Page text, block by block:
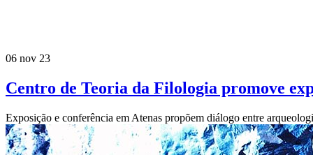
06 nov 23
Centro de Teoria da Filologia promove
Exposição e conferência em Atenas propõem diálogo entre